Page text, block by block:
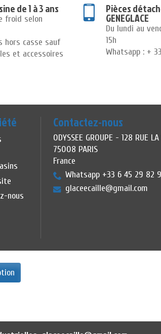
de 1 à 3 ans
froid selon
hors casse sauf
et accessoires
Pièces
GENEGLACE
Du lundi au
15h
Whatsapp : +
nous
Contactez-nous
ODYSSEE GROUPE - 128 RUE
75008 PARIS
France
Whatsapp +33 6 45 29 82
glaceecaille@gmail.com